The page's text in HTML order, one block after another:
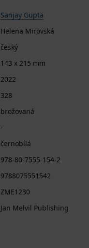
Sanjay Gupta
Helena Mirovská
český
143 x 215 mm
2022
328
brožovaná
-
černobílá
978-80-7555-154-2
9788075551542
ZME1230
Jan Melvil Publishing